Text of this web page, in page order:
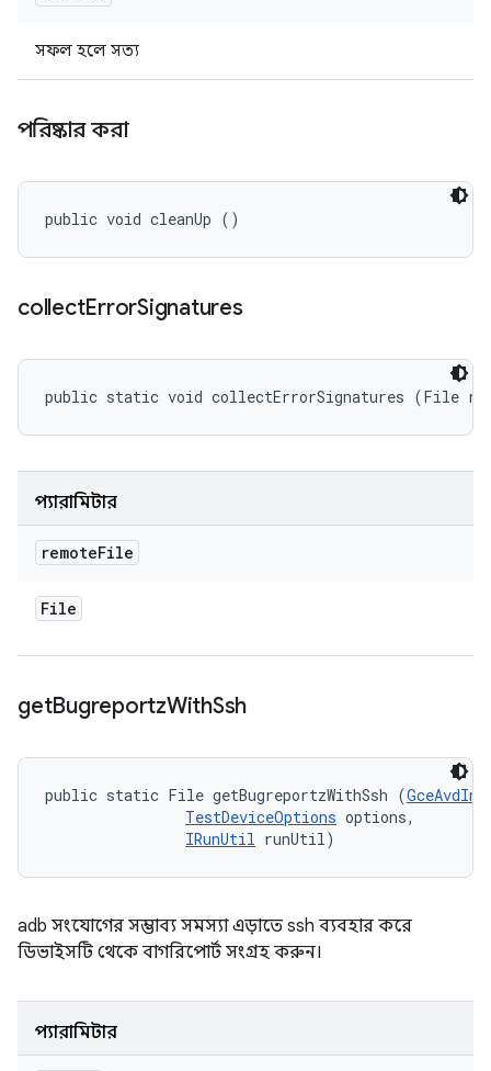
সফল হলে সত্য
পরিষ্কার করা
public void cleanUp ()
collectErrorSignatures
public static void collectErrorSignatures (File
প্যারামিটার
remoteFile
File
getBugreportzWithSsh
public static File getBugreportzWithSsh (
TestDeviceOptions options,
IRunUtil runUtil)
adb সংযোগের সম্ভাব্য সমস্যা এড়াতে ssh ব্যবহার করে
ডিভাইসটি থেকে বাগরিপোর্ট সংগ্রহ করুন।
প্যারামিটার